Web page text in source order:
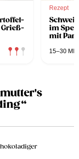
Rezept
im
mit
15–30 MIN